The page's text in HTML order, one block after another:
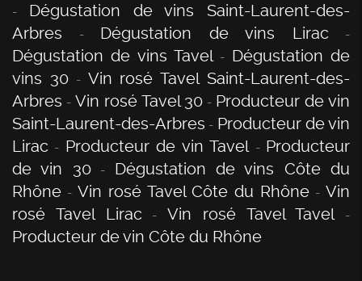
Dégustation de vins Saint-Laurent-des-
Arbres
Dégustation de vins Lirac
Dégustation de vins Tavel
Dégustation de
vins 30
Vin rosé Tavel Saint-Laurent-des-
Arbres
Vin rosé Tavel 30
Producteur de vin
Saint-Laurent-des-Arbres
Producteur de vin
Lirac
Producteur de vin Tavel
Producteur
de vin 30
Dégustation de vins Côte du
Rhône
Vin rosé Tavel Côte du Rhône
Vin
rosé Tavel Lirac
Vin rosé Tavel Tavel
Producteur de vin Côte du Rhône